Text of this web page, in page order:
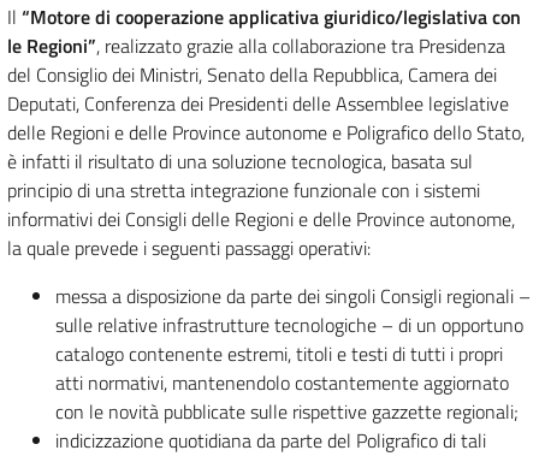
Il “Motore di cooperazione applicativa giuridico/legislativa con
le Regioni”, realizzato grazie alla collaborazione tra Presidenza
del Consiglio dei Ministri, Senato della Repubblica, Camera dei
Deputati, Conferenza dei Presidenti delle Assemblee legislative
delle Regioni e delle Province autonome e Poligrafico dello Stato,
è infatti il risultato di una soluzione tecnologica, basata sul
principio di una stretta integrazione funzionale con i sistemi
informativi dei Consigli delle Regioni e delle Province autonome,
la quale prevede i seguenti passaggi operativi:
messa a disposizione da parte dei singoli Consigli regionali –
sulle relative infrastrutture tecnologiche – di un opportuno
catalogo contenente estremi, titoli e testi di tutti i propri
atti normativi, mantenendolo costantemente aggiornato
con le novità pubblicate sulle rispettive gazzette regionali;
indicizzazione quotidiana da parte del Poligrafico di tali